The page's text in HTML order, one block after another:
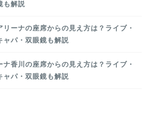
も解説
リーナの座席からの見え方は？ライブ・
ャパ・双眼鏡も解説
ナ香川の座席からの見え方は？ライブ・
ャパ・双眼鏡も解説